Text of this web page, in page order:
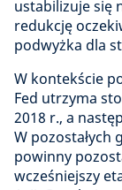
ustabilizuje się
redukcję
podwyżka dla
W kontekście
Fed utrzyma
2018 r., a
W
powinny
wcześniejszy